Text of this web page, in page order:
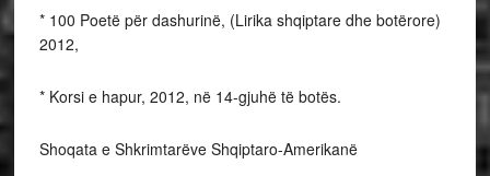
* 100 Poetë për dashurinë, (Lirika shqiptare dhe botërore)
2012,
* Korsi e hapur, 2012, në 14-gjuhë të botës.
Shoqata e Shkrimtarëve Shqiptaro-Amerikanë